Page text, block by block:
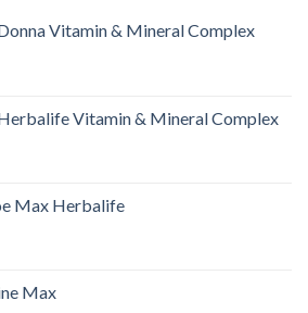
Vitamin & Mineral Complex
Vitamin & Mineral Complex
Max Herbalife
Max